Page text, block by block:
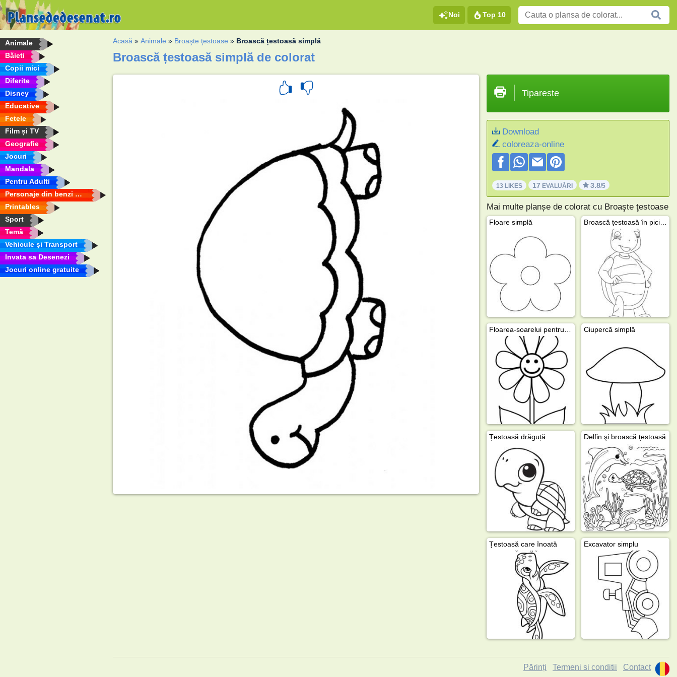
Noi Top 10
Animale
Băieti
Copii mici
Diferite
Disney
Educative
Fetele
Film și TV
Geografie
Jocuri
Mandala
Pentru Adulti
Personaje din benzi desenate
Printables
Sport
Temă
Vehicule şi Transport
Invata sa Desenezi
Jocuri online gratuite
Acasă »Animale » Broaşte ţestoase » Broască țestoasă simplă
Broască țestoasă simplă de colorat
Tipareste
Download
coloreaza-online
13 LIKES 17 EVALUĂRI 3.8/5
Mai multe planșe de colorat cu Broaşte ţestoase
Floare simplă Broască țestoasă în picioare
Ciupercă simplă
Țestoasă drăguță Delfin şi broască ţestoasă
Țestoasă care înoată Excavator simplu
Părinți Termeni si conditii Contact